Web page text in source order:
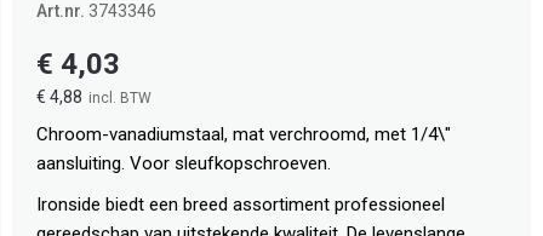
Art.nr. 3743346
€ 4,88
€ 4,03
Chroom-vanadiumstaal, mat verchroomd, met 1/4\"
aansluiting. Voor sleufkopschroeven.
Ironside biedt een breed assortiment professioneel